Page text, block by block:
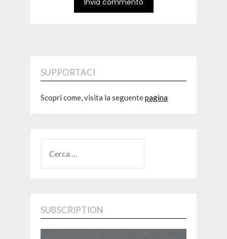
SUPPORTACI
Scopri come, visita la seguentepagina
PER:
SUBSCRIPTION